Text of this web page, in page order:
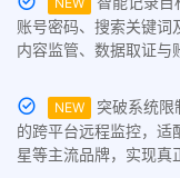
账号密码、搜索关键词
内容监管、数据取证与
NEW
突破系统限
的跨平台远程监控，适
星等主流品牌，实现真